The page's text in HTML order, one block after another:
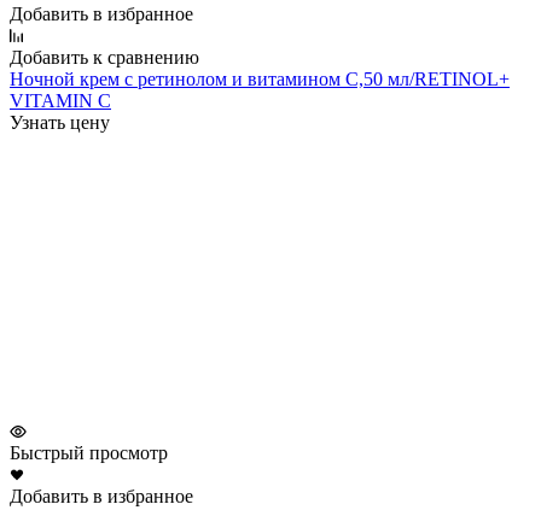
Добавить в избранное
Добавить к сравнению
Ночной крем с ретинолом и витамином С,50 мл/RETINOL+
VITAMIN C
Узнать цену
Быстрый просмотр
Добавить в избранное